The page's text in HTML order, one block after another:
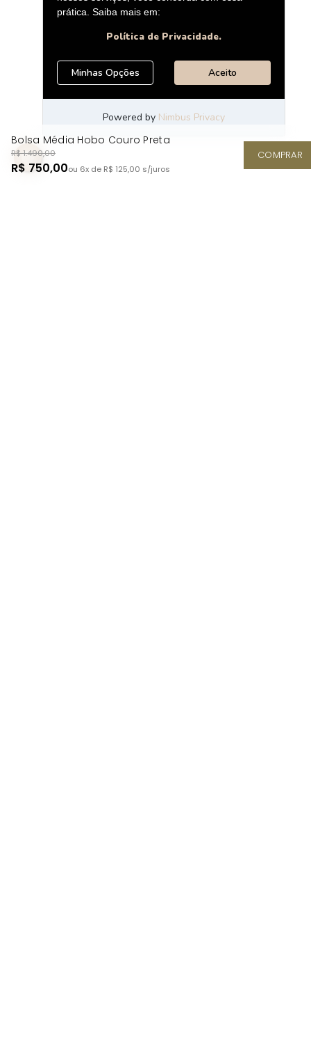
Bolsa Média Hobo Couro Preta
R$ 1.490,00
R$ 750,00ou 6x de R$ 125,00 s/juros
COMPRAR